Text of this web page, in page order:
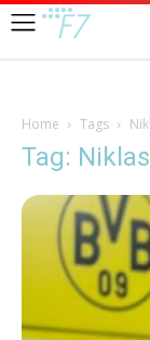
Home Tags
Tag: